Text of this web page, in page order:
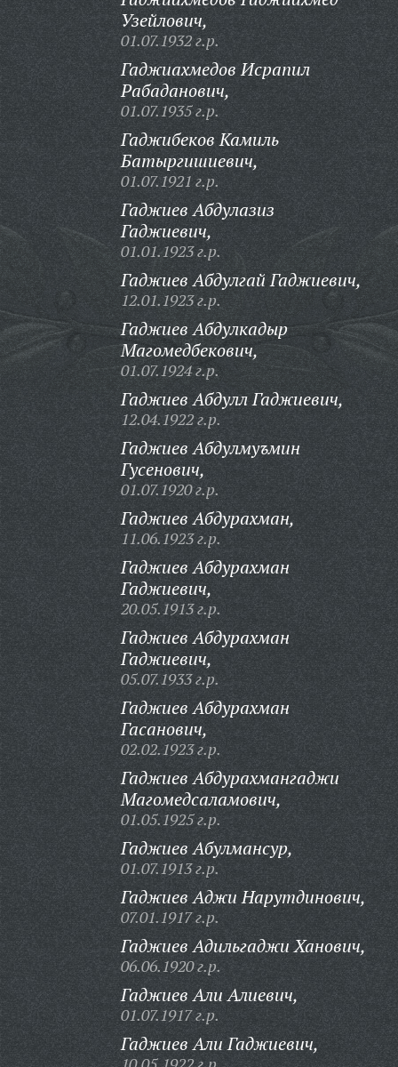
Узейлович,
01.07.1932 г.р.
Гаджиахмедов Исрапил
Рабаданович,
01.07.1935 г.р.
Гаджибеков Камиль
Батыргишиевич,
01.07.1921 г.р.
Гаджиев Абдулазиз
Гаджиевич,
01.01.1923 г.р.
Гаджиев Абдулгай Гаджиевич,
12.01.1923 г.р.
Гаджиев Абдулкадыр
Магомедбекович,
01.07.1924 г.р.
Гаджиев Абдулл Гаджиевич,
12.04.1922 г.р.
Гаджиев Абдулмуъмин
Гусенович,
01.07.1920 г.р.
Гаджиев Абдурахман,
11.06.1923 г.р.
Гаджиев Абдурахман
Гаджиевич,
20.05.1913 г.р.
Гаджиев Абдурахман
Гаджиевич,
05.07.1933 г.р.
Гаджиев Абдурахман
Гасанович,
02.02.1923 г.р.
Гаджиев Абдурахмангаджи
Магомедсаламович,
01.05.1925 г.р.
Гаджиев Абулмансур,
01.07.1913 г.р.
Гаджиев Аджи Нарутдинович,
07.01.1917 г.р.
Гаджиев Адильгаджи Ханович,
06.06.1920 г.р.
Гаджиев Али Алиевич,
01.07.1917 г.р.
Гаджиев Али Гаджиевич,